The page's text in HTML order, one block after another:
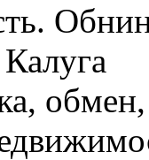
обмен,